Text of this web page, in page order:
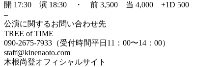
開 17:30 演 18:30 ・ 前 3,500 当 4,000 +1D 500
–
公演に関するお問い合わせ先
TREE of TIME
090-2675-7933（受付時間平日11：00〜14：00）
staff@kinenaoto.com
木根尚登オフィシャルサイト